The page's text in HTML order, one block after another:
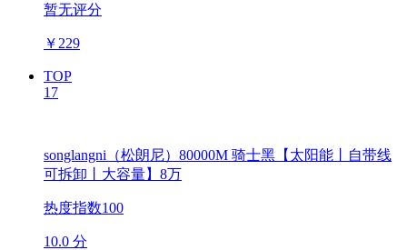
暂无评分
￥ 229
TOP
17
songlangni（松朗尼）80000M 骑士黑【太阳能丨自带线
可拆卸丨大容量】8万
热度指数100
10.0 分